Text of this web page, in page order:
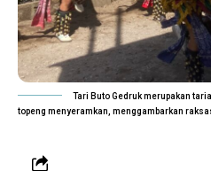
Tari Buto Gedruk merupakan
topeng menyeramkan, menggambarkan